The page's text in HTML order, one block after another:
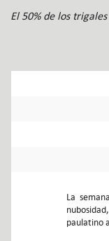
El 50% de los
La
paulatino